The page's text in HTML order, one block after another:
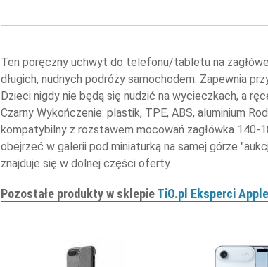
Ten poręczny uchwyt do telefonu/tabletu na
długich, nudnych podróży samochodem. Zapewnia
Dzieci nigdy nie będą się nudzić na wycieczkach, a
Czarny Wykończenie: plastik, TPE, ABS, aluminium
kompatybilny z rozstawem mocowań zagłówka 140-
obejrzeć w galerii pod miniaturką na samej górze
znajduje się w dolnej części oferty.
Pozostałe produkty w sklepieTiO.pl Eksperci Apple